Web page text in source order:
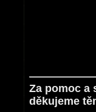
Za pomoc a
děkujeme